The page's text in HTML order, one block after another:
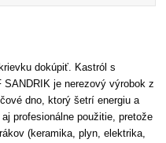
dokúpiť. Kastról s
SANDRIK je nerezový výrobok z
dno, ktorý šetrí energiu a
profesionálne použitie, pretože
(keramika, plyn, elektrika,